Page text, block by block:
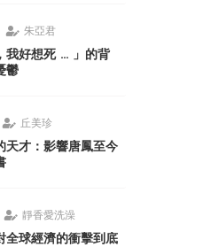
朱亞君
我好想死 ... 」的背
鬱
丘美珍
天才：影響唐鳳至今
靜香愛洗澡
全球經濟的衝擊到底